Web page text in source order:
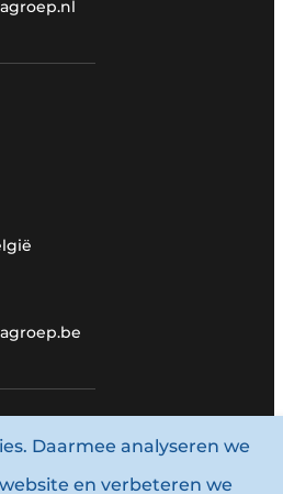
Louwersmediagroep.
Daarmee analyseren we
en verbeteren we